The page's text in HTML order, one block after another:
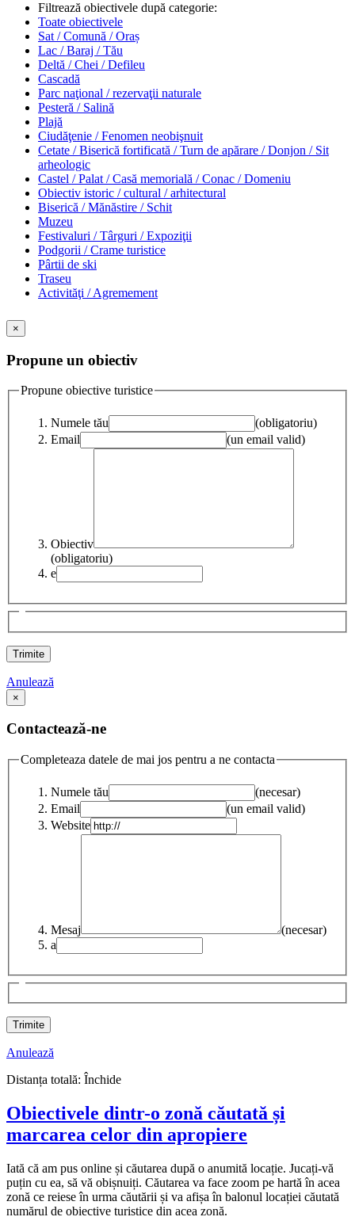
Filtrează obiectivele după categorie:
Toate obiectivele
Sat / Comună / Oraș
Lac / Baraj / Tău
Deltă / Chei / Defileu
Cascadă
Parc naţional / rezervaţii naturale
Pesteră / Salină
Plajă
Ciudăţenie / Fenomen neobişnuit
Cetate / Biserică fortificată / Turn de apărare / Donjon / Sit
arheologic
Castel / Palat / Casă memorială / Conac / Domeniu
Obiectiv istoric / cultural / arhitectural
Biserică / Mănăstire / Schit
Muzeu
Festivaluri / Târguri / Expoziţii
Podgorii / Crame turistice
Pârtii de ski
Traseu
Activităţi / Agremement
×
Propune un obiectiv
Propune obiective turistice
Numele tău
(obligatoriu)
Email
(un email valid)
Obiectiv
(obligatoriu)
e
Anulează
×
Contactează-ne
Completeaza datele de mai jos pentru a ne contacta
Numele tău
(necesar)
Email
(un email valid)
Website
Mesaj
(necesar)
a
Anulează
Distanța totală: Închide
Obiectivele dintr-o zonă căutată și
marcarea celor din apropiere
Iată că am pus online și căutarea după o anumită locație. Jucați-vă
puțin cu ea, să vă obișnuiți. Căutarea va face zoom pe hartă în acea
zonă ce reiese în urma căutării și va afișa în balonul locației căutată
numărul de obiective turistice din acea zonă.